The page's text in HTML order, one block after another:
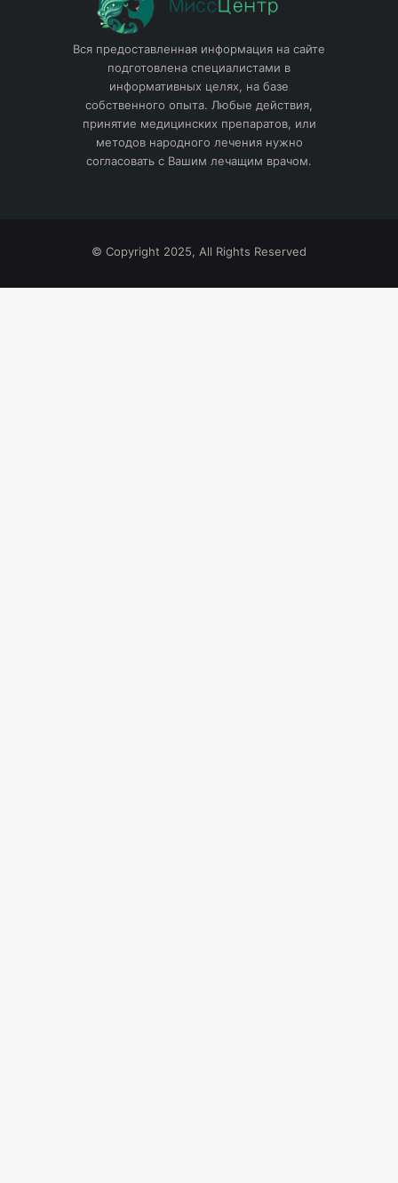
Вся предоставленная информация на сайте
подготовлена специалистами в
информативных целях, на базе
собственного опыта. Любые действия,
принятие медицинских препаратов, или
методов народного лечения нужно
согласовать с Вашим лечащим врачом.
© Copyright 2025, All Rights Reserved